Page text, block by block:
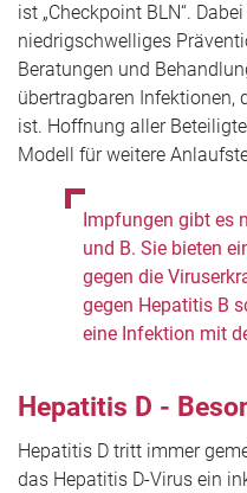
ist „Checkpoint BLN“.
niedrigschwelliges
Beratungen und
übertragbaren Infektionen,
ist. Hoffnung aller
Modell für weitere
Impfungen gibt es
und B. Sie bieten
gegen die
gegen Hepatitis B
eine Infektion mit
Hepatitis D -
Hepatitis D tritt immer
das Hepatitis D-Virus ein